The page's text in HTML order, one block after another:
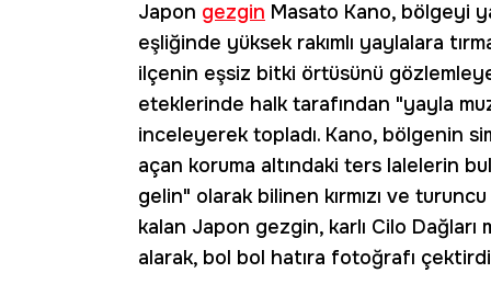
Japon gezgin Masato Kano, bölgeyi
eşliğinde yüksek rakımlı yaylalara
ilçenin eşsiz bitki örtüsünü
eteklerinde halk tarafından "yayla
inceleyerek topladı. Kano, bölgenin
açan koruma altındaki ters lalelerin
gelin" olarak bilinen kırmızı ve
kalan Japon gezgin, karlı Cilo Dağları
alarak, bol bol hatıra fotoğrafı